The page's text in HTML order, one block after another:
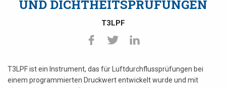
UND DICHTHEITSPRÜFUNGEN
T3LPF
T3LPF ist ein Instrument, das für Luftdurchflussprüfungen bei
einem programmierten Druckwert entwickelt wurde und mit
日本語 (Japanese)
中文 (Chinese)
한국어 (Korean)
Wenn Sie noch nicht registriert sind, können Sie dies jetzt tun.